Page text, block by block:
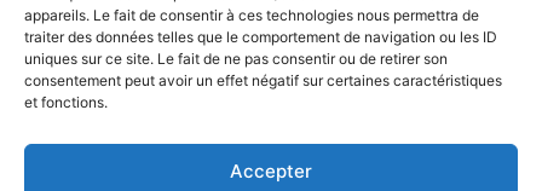
appareils. Le fait de consentir à ces technologies nous permettra de
traiter des données telles que le comportement de navigation ou les ID
uniques sur ce site. Le fait de ne pas consentir ou de retirer son
consentement peut avoir un effet négatif sur certaines caractéristiques
et fonctions.
Accepter
Contact
Équipe
Mentions
légales
24 Avenue
Joannès
Masset
CS51001
cedex 09
+33 4 72 19
nous